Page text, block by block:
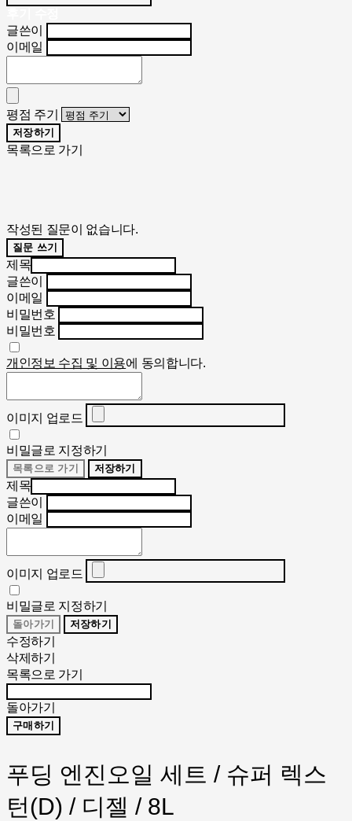
글쓴이
이메일
평점 주기
저장하기
목록으로 가기
작성된 질문이 없습니다.
질문 쓰기
제목
글쓴이
이메일
비밀번호
비밀번호
개인정보 수집 및 이용에 동의합니다.
이미지 업로드
비밀글로 지정하기
목록으로 가기 저장하기
제목
글쓴이
이메일
이미지 업로드
비밀글로 지정하기
돌아가기 저장하기
수정하기
삭제하기
목록으로 가기
돌아가기
구매하기
푸딩 엔진오일 세트 / 슈퍼 렉스
턴(D) / 디젤 / 8L